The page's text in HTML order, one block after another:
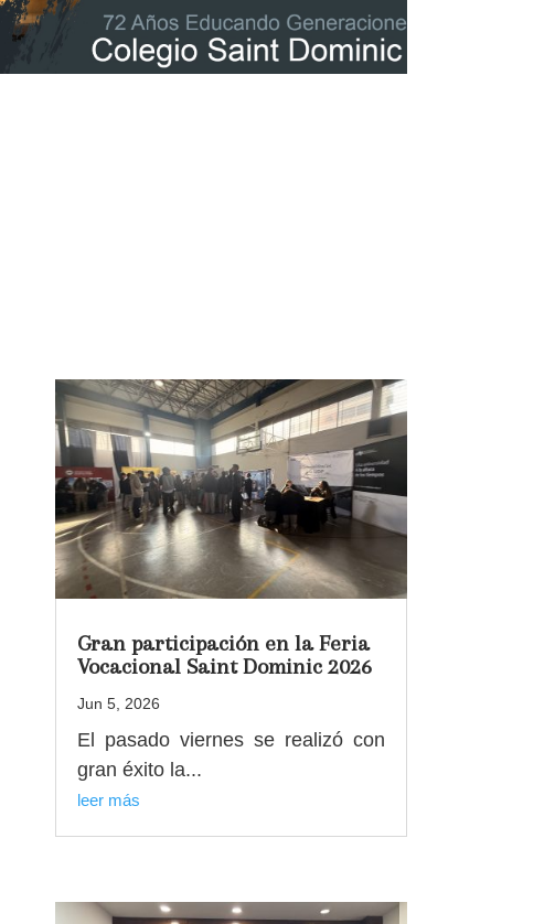
Gran participación en la Feria
Vocacional Saint Dominic 2026
Jun 5, 2026
El pasado viernes se realizó con
gran éxito la...
leer más